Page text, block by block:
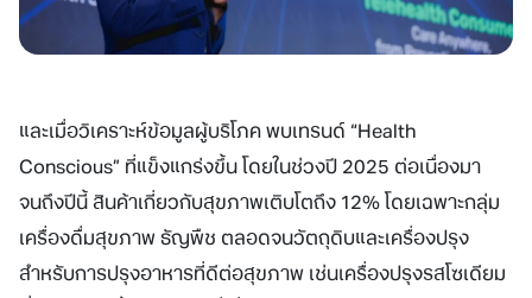
และเมื่อวิเคราะห์ข้อมูลผู้บริโภค พบเทรนด์ “Health
Conscious” ที่แข็งแกร่งขึ้น โดยในช่วงปี 2025 ต่อเนื่องมา
จนถึงปีนี้ สินค้าเกี่ยวกับสุขภาพเติบโตถึง 12% โดยเฉพาะกลุ่ม
เครื่องดื่มสุขภาพ ธัญพืช ตลอดจนวัตถุดิบและเครื่องปรุง
สำหรับการปรุงอาหารที่ดีต่อสุขภาพ เช่นเครื่องปรุงรสโซเดียม